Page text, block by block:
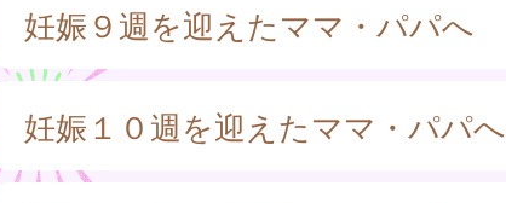
妊娠９週を迎えたママ・パパへ
妊娠１０週を迎えたママ・パパへ